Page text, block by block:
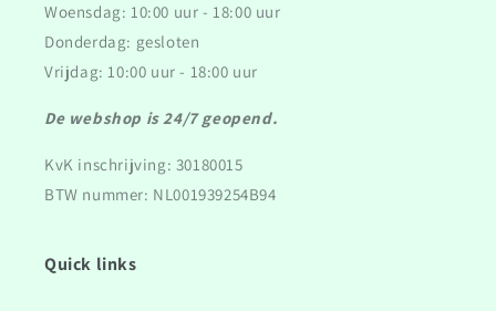
Woensdag: 10:00 uur - 18:00 uur
Donderdag: gesloten
Vrijdag: 10:00 uur - 18:00 uur
De webshop is 24/7 geopend.
KvK inschrijving: 30180015
BTW nummer: NL001939254B94
Quick links